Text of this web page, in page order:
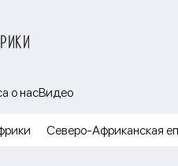
о насВидео
Северо-Африканская